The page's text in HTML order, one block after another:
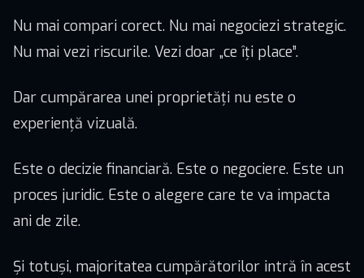
Nu mai compari corect. Nu mai negociezi strategic.
Nu mai vezi riscurile. Vezi doar „ce îți place”.
Dar cumpărarea unei proprietăți nu este o
experiență vizuală.
Este o decizie financiară. Este o negociere. Este un
proces juridic. Este o alegere care te va impacta
ani de zile.
Și totuși, majoritatea cumpărătorilor intră în acest